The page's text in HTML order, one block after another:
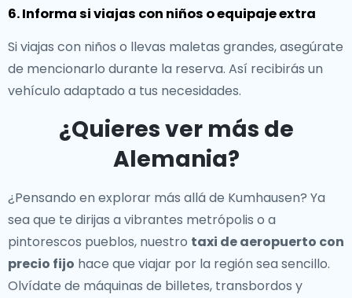
6. Informa si viajas con niños o equipaje extra
Si viajas con niños o llevas maletas grandes, asegúrate
de mencionarlo durante la reserva. Así recibirás un
vehículo adaptado a tus necesidades.
¿Quieres ver más de
Alemania?
¿Pensando en explorar más allá de Kumhausen? Ya
sea que te dirijas a vibrantes metrópolis o a
pintorescos pueblos, nuestro taxi de aeropuerto con
precio fijo hace que viajar por la región sea sencillo.
Olvídate de máquinas de billetes, transbordos y